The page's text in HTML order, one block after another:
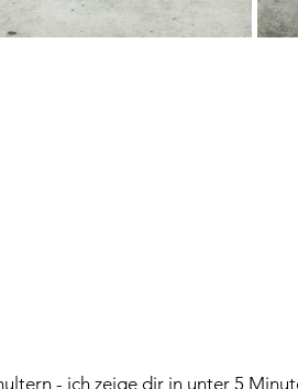
- ich zeige dir in unter 5